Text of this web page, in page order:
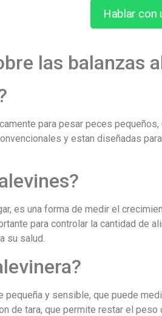
Hablar con
las balanzas
para pesar peces
y estan diseñadas
es una forma de medir el
para controlar la cantidad de
su salud.
y sensible, que puede
de tara, que permite restar el